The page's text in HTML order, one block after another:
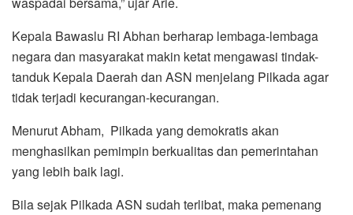
Kepala Bawaslu RI Abhan berharap lembaga-lembaga
negara dan masyarakat makin ketat mengawasi tindak-
tanduk Kepala Daerah dan ASN menjelang Pilkada agar
tidak terjadi kecurangan-kecurangan.
Menurut Abham, Pilkada yang demokratis akan
menghasilkan pemimpin berkualitas dan pemerintahan
yang lebih baik lagi.
Bila sejak Pilkada ASN sudah terlibat, maka pemenang